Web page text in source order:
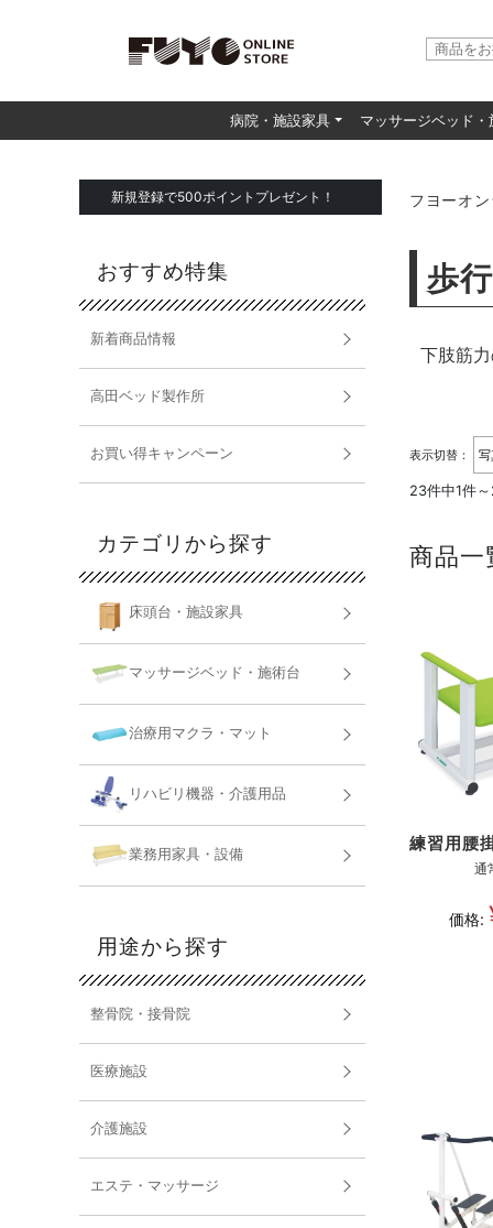
病院・施設家具 マッサージベッド・
フヨーオ
歩
下肢筋
表示切替：
23件中1件
商品一
練習用腰
通
価格:
新規登録で500ポイントプレゼント！
おすすめ特集
新着商品情報
高田ベッド製作所
お買い得キャンペーン
カテゴリから探す
床頭台・施設家具
マッサージベッド・施術台
治療用マクラ・マット
リハビリ機器・介護用品
業務用家具・設備
用途から探す
整骨院・接骨院
医療施設
介護施設
エステ・マッサージ